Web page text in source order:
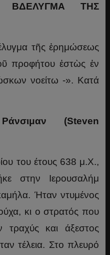
ΤΗΣ
τῆς ἐρημώσεως
προφήτου ἑστὼς ἐν
νοείτω -». Κατά
(Steven
του έτους 638 μ.Χ.,
στην Ιερουσαλήμ
Ήταν ντυμένος
κι ο στρατός που
τραχύς και άξεστος
τέλεια. Στο πλευρό